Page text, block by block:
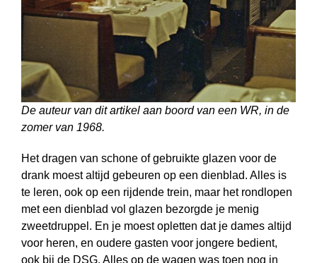
De auteur van dit artikel aan boord van een WR, in de
zomer van 1968.
Het dragen van schone of gebruikte glazen voor de
drank moest altijd gebeuren op een dienblad. Alles is
te leren, ook op een rijdende trein, maar het rondlopen
met een dienblad vol glazen bezorgde je menig
zweetdruppel. En je moest opletten dat je dames altijd
voor heren, en oudere gasten voor jongere bedient,
ook bij de DSG. Alles op de wagen was toen nog in